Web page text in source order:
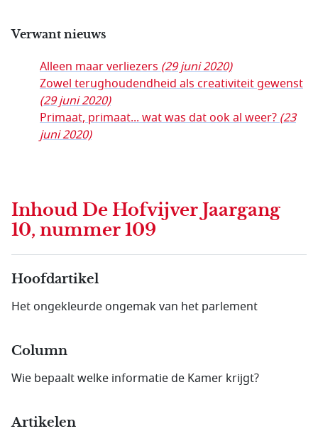
Verwant nieuws
Alleen maar verliezers(29 juni 2020)
Zowel terughoudendheid als creativiteit gewenst
(29 juni 2020)
Primaat, primaat... wat was dat ook al weer?(23
juni 2020)
Inhoud De Hofvijver Jaargang
10, nummer 109
Hoofdartikel
Het ongekleurde ongemak van het parlement
Column
Wie bepaalt welke informatie de Kamer krijgt?
Artikelen